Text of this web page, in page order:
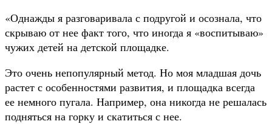
«Однажды я разговаривала с подругой и осознала, что
скрываю от нее факт того, что иногда я «воспитываю»
чужих детей на детской площадке.
Это очень непопулярный метод. Но моя младшая дочь
растет с особенностями развития, и площадка всегда
ее немного пугала. Например, она никогда не решалась
подняться на горку и скатиться с нее.